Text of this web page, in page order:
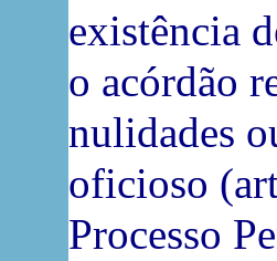
existência
o acórdão
nulidades
oficioso
Processo